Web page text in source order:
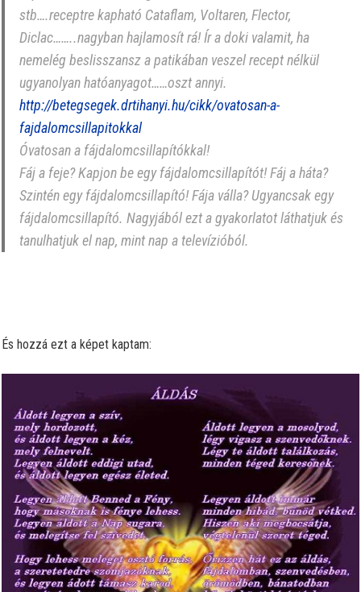
stb….receptre kapható Cataflam, Voltaren, Flector,
Diclac……..nagyban hajlamosít rá! Ír a doki valamit, ha
nemelég beslisszansz a patikában veszel recept nélkül
ugyanolyan hatóanyagot……oszt annyi.
http://betegsegek.drtihanyi.hu/cikk/ovatosan-a-
fajdalomcsillapitokkal
Óvatosan a fájdalomcsillapítókkal!
Fáj a feje? Kapjon be egy fájdalomcsillapítót! Fáj a háta?
Szintén egy fájdalomcsillapító! Fája válla? Ugyancsak egy
fájdalomcsillapító. Nagyjából ezt a gyakorlatot láthatjuk és
tanulhatjuk el nap, mint nap a televízióból.
És hozzá ezt a képet kaptam: